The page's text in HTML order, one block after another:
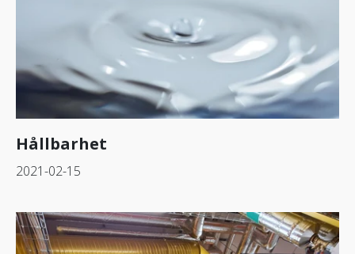
Hållbarhet
2021-02-15